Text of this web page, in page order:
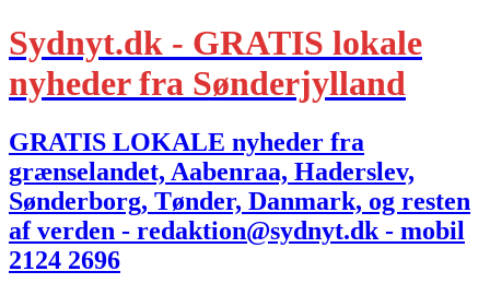
Sydnyt.dk - GRATIS lokale
nyheder fra Sønderjylland
GRATIS LOKALE nyheder fra
grænselandet, Aabenraa, Haderslev,
Sønderborg, Tønder, Danmark, og resten
af verden - redaktion@sydnyt.dk - mobil
2124 2696